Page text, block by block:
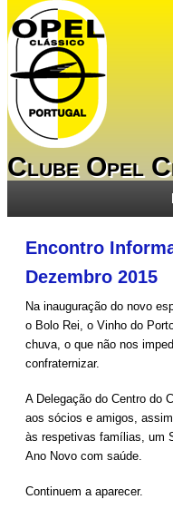
Clube Opel
Encontro
Dezembro 2015
Na inauguração do novo
o Bolo Rei, o Vinho do
chuva, o que não nos
confraternizar.
A Delegação do Centro do
aos sócios e amigos,
às respetivas famílias, um
Ano Novo com saúde.
Continuem a aparecer.